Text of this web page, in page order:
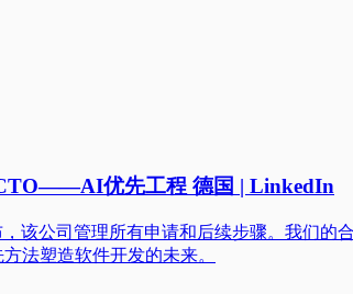
优先工程 德国 | LinkedIn
该公司管理所有申请和后续步骤。我们
法塑造软件开发的未来。